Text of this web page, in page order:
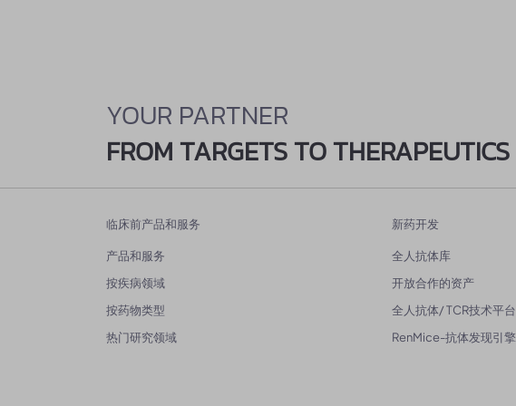
YOUR PARTNER
FROM TARGETS TO THERAPEUTICS
临床前产品和服务
产品和服务
按疾病领域
按药物类型
热门研究领域
新药开发
全人抗体库
开放合作的资产
全人抗体/ TCR技术平台
RenMice-抗体发现引擎